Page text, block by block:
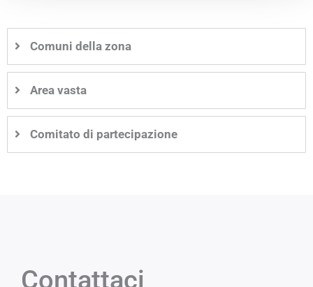
Comuni della zona
Area vasta
Comitato di partecipazione
Contattaci